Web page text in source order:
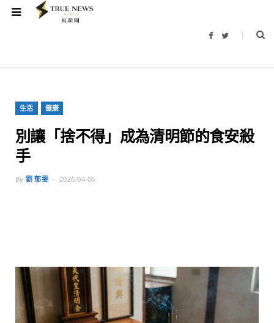
F
b
T
t
生活 健康
別讓「捨不得」成為清明節的食安殺
手
By 劉 郁雯 2026-04-06